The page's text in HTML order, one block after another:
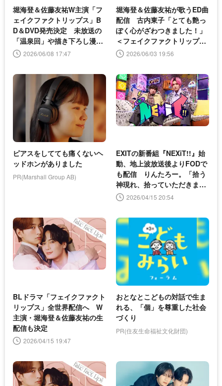
堀海登＆佐藤友祐W主演「フ
ェイクファクトリップス」B
D＆DVD発売決定 未放送の
「温泉回」や描き下ろし漫画
など特典満載
2026/06/08 17:47
堀海登＆佐藤友祐が歌うED曲
配信 古内東子「とても艶っ
ぽく心がざわつきました！」
＜フェイクファクトリップス
＞ 2026/06/03 19:56
ピアスをしてても痛くないヘ
ッドホンがありました
PR(Marshall Group AB)
EXITの新番組『NEXiT!!』始
動、地上波放送後よりFODで
も配信 りんたろー。「拾う
神現れ、拾っていただきまし
た!!」2026/04/15 20:54
BLドラマ「フェイクファクト
リップス」全世界配信へ W
主演・堀海登＆佐藤友祐の生
配信も決定
2026/04/15 19:47
おとなとこどもの対話で生ま
れる、「個」を尊重した社会
づくり
PR(住友生命福祉文化財団)